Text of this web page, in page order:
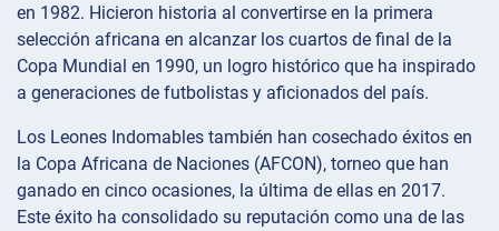
en 1982. Hicieron historia al convertirse en la primera
selección africana en alcanzar los cuartos de final de la
Copa Mundial en 1990, un logro histórico que ha inspirado
a generaciones de futbolistas y aficionados del país.
Los Leones Indomables también han cosechado éxitos en
la Copa Africana de Naciones (AFCON), torneo que han
ganado en cinco ocasiones, la última de ellas en 2017.
Este éxito ha consolidado su reputación como una de las